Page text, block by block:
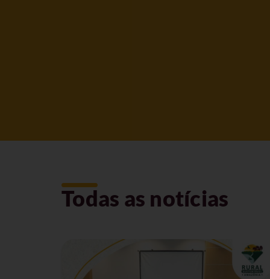
Todas as notícias